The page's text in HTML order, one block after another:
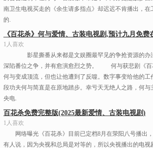
南卫生电视买走的《余生请多指点》却迟迟不肯播出，在
的.
《百花杀》何与爱情、古装电视剧,预计九月免费
1人喜欢
影星撕番从来都是文娱圈最罕见的争抢资源的办
深陷番位之争，并有愈演愈烈之势。 何与获悲剧《
何与变成顶流，但也让他遭到了反噬。数字事变给他的
段功夫何与简直是在原地踏步。幸亏天无绝人之路，何与
央电.
百花杀免费完整版(2025最新爱情、古装电视剧)
1人喜欢
网络曝光《百花杀》目前已定档8月在荥阳八号播出
有人说，因为央视和总局是对等的，所以央视播出的电视